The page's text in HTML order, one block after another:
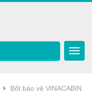
Bốt bảo vệ VINACABIN